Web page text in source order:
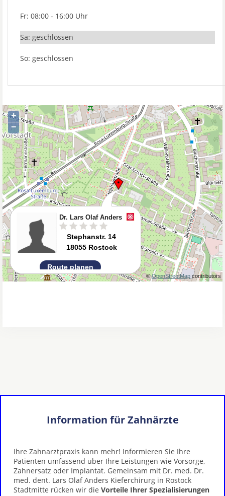
Fr: 08:00 - 16:00 Uhr
Sa: geschlossen
So: geschlossen
Information für Zahnärzte
Ihre Zahnarztpraxis kann mehr! Informieren Sie Ihre
Patienten umfassend über Ihre Leistungen wie Vorsorge,
Zahnersatz oder Implantat. Gemeinsam mit Dr. med. Dr.
med. dent. Lars Olaf Anders Kieferchirurg in Rostock
Stadtmitte rücken wir die Vorteile Ihrer Spezialisierungen